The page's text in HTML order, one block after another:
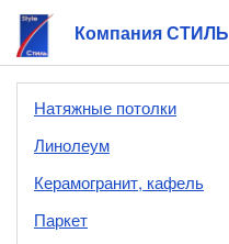
Компания СТИЛЬ
Натяжные потолки
Линолеум
Керамогранит, кафель
Паркет